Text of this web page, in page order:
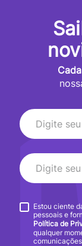
Estou ciente
pessoais e
Política de
qualquer